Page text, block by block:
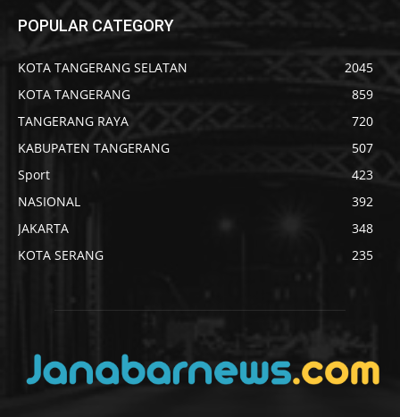
POPULAR CATEGORY
KOTA TANGERANG SELATAN
2045
KOTA TANGERANG
859
TANGERANG RAYA
720
KABUPATEN TANGERANG
507
Sport
423
NASIONAL
392
JAKARTA
348
KOTA SERANG
235